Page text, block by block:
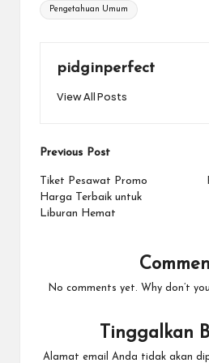
Tags:
Pengetahuan Umum
pidginperfect
View All Posts
Post
navigation
Previous Post
Tiket Pesawat Promo
Harga Terbaik untuk
Liburan Hemat
No comments yet. Why don’t
Tinggalkan
Alamat email Anda tidak akan